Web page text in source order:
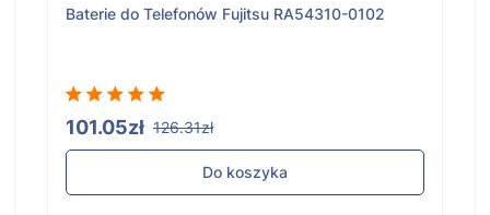
Baterie do Telefonów Fujitsu RA54310-0102
101.05zł 126.31zł
Do koszyka